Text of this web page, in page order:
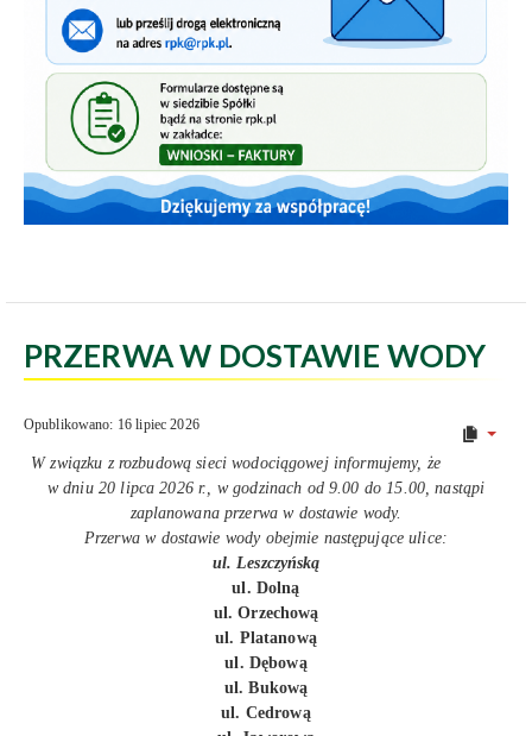
PRZERWA W DOSTAWIE WODY
Opublikowano: 16 lipiec 2026
W związku z rozbudową sieci wodociągowej informujemy, że
w dniu 20 lipca 2026 r., w godzinach od 9.00 do 15.00, nastąpi
zaplanowana przerwa w dostawie wody.
Przerwa w dostawie wody obejmie następujące ulice:
ul. Leszczyńską
ul. Dolną
ul. Orzechową
ul. Platanową
ul. Dębową
ul. Bukową
ul. Cedrową